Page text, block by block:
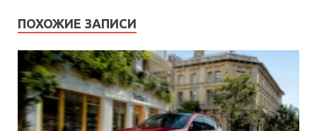
ПОХОЖИЕ ЗАПИСИ